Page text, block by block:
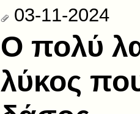
03-11-2024
Ο πολύ
λύκος